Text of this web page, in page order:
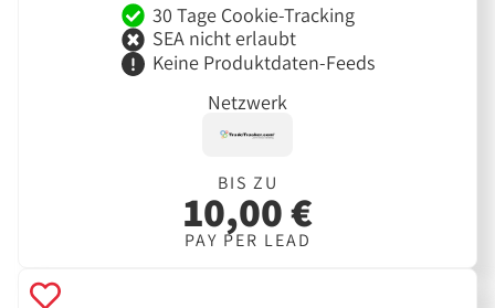
30 Tage Cookie-Tracking
SEA nicht erlaubt
Keine Produktdaten-Feeds
Netzwerk
BIS ZU
10,00 €
PAY PER LEAD